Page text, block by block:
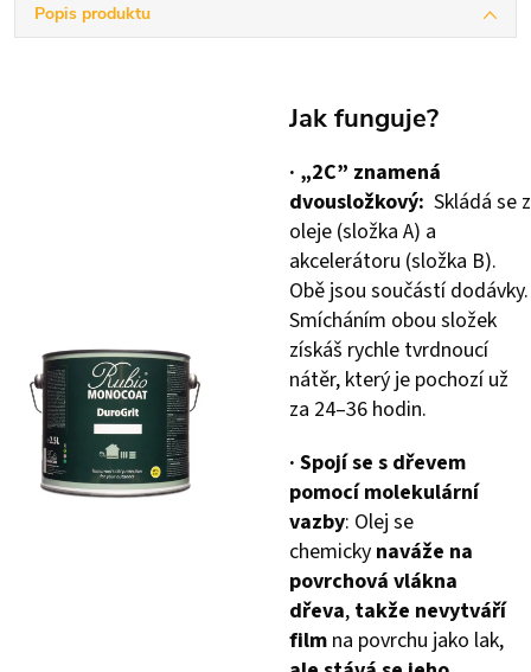
Popis produktu
Jak funguje?
· „2C” znamená
dvousložkový: Skládá se z
oleje (složka A) a
akcelerátoru (složka B).
Obě jsou součástí dodávky.
Smícháním obou složek
získáš rychle tvrdnoucí
nátěr, který je pochozí už
za 24–36 hodin.
· Spojí se s dřevem
pomocí molekulární
vazby: Olej se
chemicky naváže na
povrchová vlákna
dřeva, takže nevytváří
film na povrchu jako lak,